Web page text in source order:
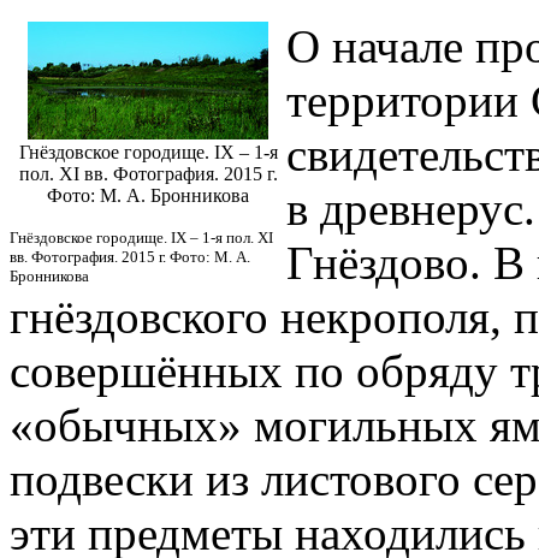
Гнёздовское городище. IX – 1-я
пол. XI вв. Фотография. 2015 г.
Фото: М. А. Бронникова
Гнёздовское городище. IX – 1-я пол. XI
вв. Фотография. 2015 г. Фото: М. А.
Бронникова
О начале
в
Гнёздово. В
гнёздовского
совершённых по обряду
«обычных» могильных
подвески из листового
эти предметы